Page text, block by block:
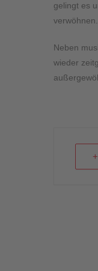
gelingt es
verwöhnen.
Neben
wieder